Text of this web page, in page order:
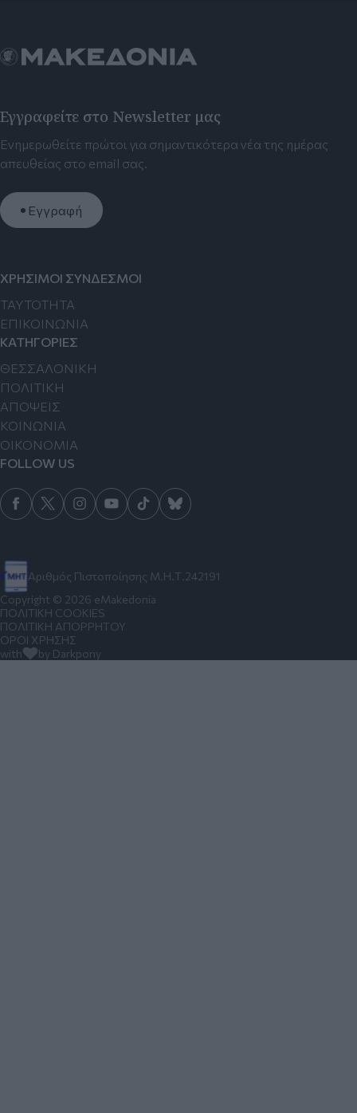
Εγγραφείτε στο Newsletter μας
Ενημερωθείτε πρώτοι για σημαντικότερα νέα της ημέρας
απευθείας στο email σας.
Εγγραφή
Αριθμός Πιστοποίησης Μ.Η.Τ.242191
ΧΡΗΣΙΜΟΙ ΣΥΝΔΕΣΜΟΙ
TAYTOTHTA
ΕΠΙΚΟΙΝΩΝΙΑ
ΚΑΤΗΓΟΡΙΕΣ
ΘΕΣΣΑΛΟΝΙΚΗ
ΠΟΛΙΤΙΚΗ
ΑΠΟΨΕΙΣ
ΚΟΙΝΩΝΙΑ
ΟΙΚΟΝΟΜΙΑ
FOLLOW US
Copyright © 2026 eMakedonia
ΠΟΛΙΤΙΚΗ COOKIES
ΠΟΛΙΤΙΚΗ ΑΠΟΡΡΗΤΟΥ
ΟΡΟΙ ΧΡΗΣΗΣ
with
by Darkpony